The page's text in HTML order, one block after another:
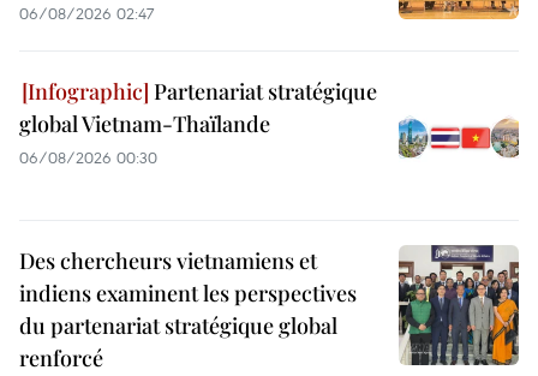
06/08/2026 02:47
Partenariat stratégique
global Vietnam-Thaïlande
06/08/2026 00:30
Des chercheurs vietnamiens et
indiens examinent les perspectives
du partenariat stratégique global
renforcé